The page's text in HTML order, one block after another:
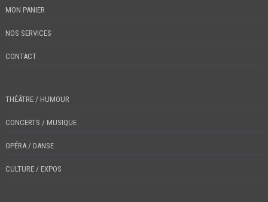
MON PANIER
NOS SERVICES
CONTACT
THÉÂTRE / HUMOUR
CONCERTS / MUSIQUE
OPÉRA / DANSE
CULTURE / EXPOS